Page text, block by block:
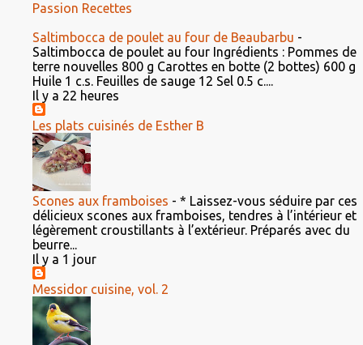
Passion Recettes
Saltimbocca de poulet au four de Beaubarbu -
Saltimbocca de poulet au four Ingrédients : Pommes de
terre nouvelles 800 g Carottes en botte (2 bottes) 600 g
Huile 1 c.s. Feuilles de sauge 12 Sel 0.5 c....
Il y a 22 heures
Les plats cuisinés de Esther B
Scones aux framboises - * Laissez-vous séduire par ces
délicieux scones aux framboises, tendres à l’intérieur et
légèrement croustillants à l’extérieur. Préparés avec du
beurre...
Il y a 1 jour
Messidor cuisine, vol. 2